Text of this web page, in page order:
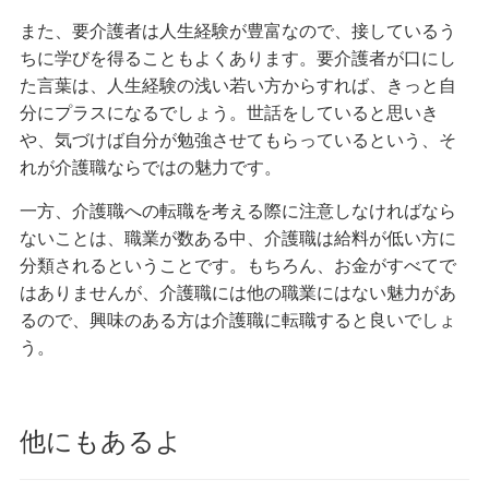
他にもあるよ
また、要介護者は人生経験が豊富なので、接しているう
ちに学びを得ることもよくあります。要介護者が口にし
た言葉は、人生経験の浅い若い方からすれば、きっと自
分にプラスになるでしょう。世話をしていると思いき
や、気づけば自分が勉強させてもらっているという、そ
れが介護職ならではの魅力です。
一方、介護職への転職を考える際に注意しなければなら
ないことは、職業が数ある中、介護職は給料が低い方に
分類されるということです。もちろん、お金がすべてで
はありませんが、介護職には他の職業にはない魅力があ
るので、興味のある方は介護職に転職すると良いでしょ
う。